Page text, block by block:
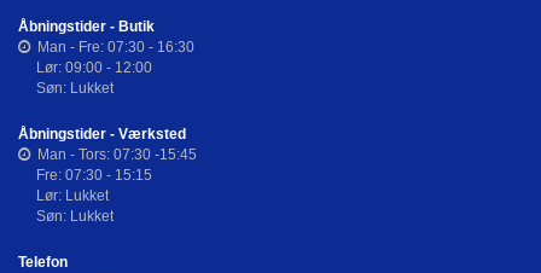
Åbningstider - Butik
Man - Fre: 07:30 - 16:30
Lør: 09:00 - 12:00
Søn: Lukket
Åbningstider - Værksted
Man - Tors: 07:30 -15:45
Fre: 07:30 - 15:15
Lør: Lukket
Søn: Lukket
Telefon